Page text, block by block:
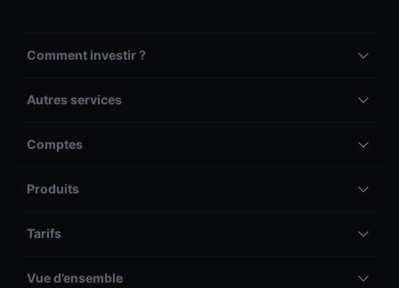
Comment investir ?
Autres services
Comptes
Produits
Tarifs
Vue d’ensemble